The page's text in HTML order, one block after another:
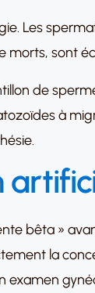
Les
sont
de
à
bêta »
la
examen